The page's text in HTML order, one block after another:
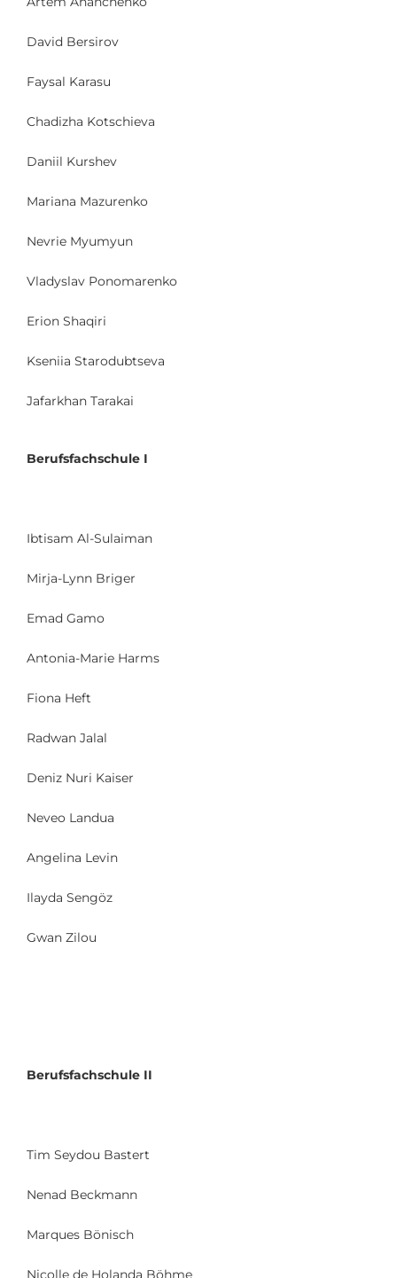
David Bersirov
Faysal Karasu
Chadizha Kotschieva
Daniil Kurshev
Mariana Mazurenko
Nevrie Myumyun
Vladyslav Ponomarenko
Erion Shaqiri
Kseniia Starodubtseva
Jafarkhan Tarakai
Berufsfachschule I
Ibtisam Al-Sulaiman
Mirja-Lynn Briger
Emad Gamo
Antonia-Marie Harms
Fiona Heft
Radwan Jalal
Deniz Nuri Kaiser
Neveo Landua
Angelina Levin
Ilayda Sengöz
Gwan Zilou
Berufsfachschule II
Tim Seydou Bastert
Nenad Beckmann
Marques Bönisch
Nicolle de Holanda Böhme